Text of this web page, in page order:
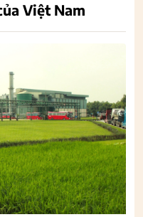
Việt Nam